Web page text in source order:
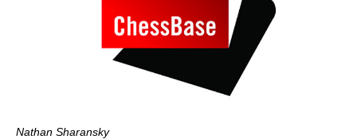
Nathan Sharansky